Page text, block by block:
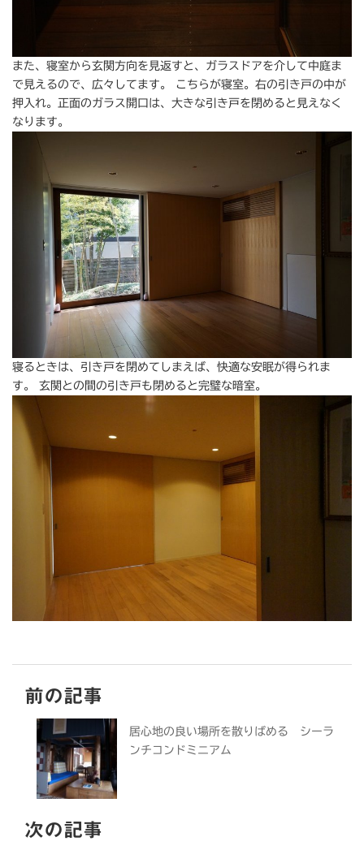
また、寝室から玄関方向を見返すと、ガラスドアを介して中庭ま
で見えるので、広々してます。 こちらが寝室。右の引き戸の中が
押入れ。正面のガラス開口は、大きな引き戸を閉めると見えなく
なります。
寝るときは、引き戸を閉めてしまえば、快適な安眠が得られま
す。 玄関との間の引き戸も閉めると完璧な暗室。
前の記事
居心地の良い場所を散りばめる シーラ
ンチコンドミニアム
次の記事